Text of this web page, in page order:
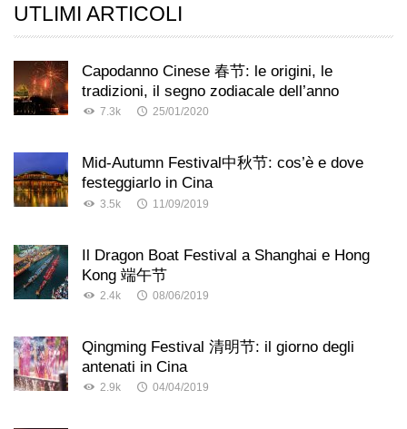
UTLIMI ARTICOLI
Capodanno Cinese 春节: le origini, le
tradizioni, il segno zodiacale dell’anno
7.3k 25/01/2020
Mid-Autumn Festival中秋节: cos’è e dove
festeggiarlo in Cina
3.5k 11/09/2019
Il Dragon Boat Festival a Shanghai e Hong
Kong 端午节
2.4k 08/06/2019
Qingming Festival 清明节: il giorno degli
antenati in Cina
2.9k 04/04/2019